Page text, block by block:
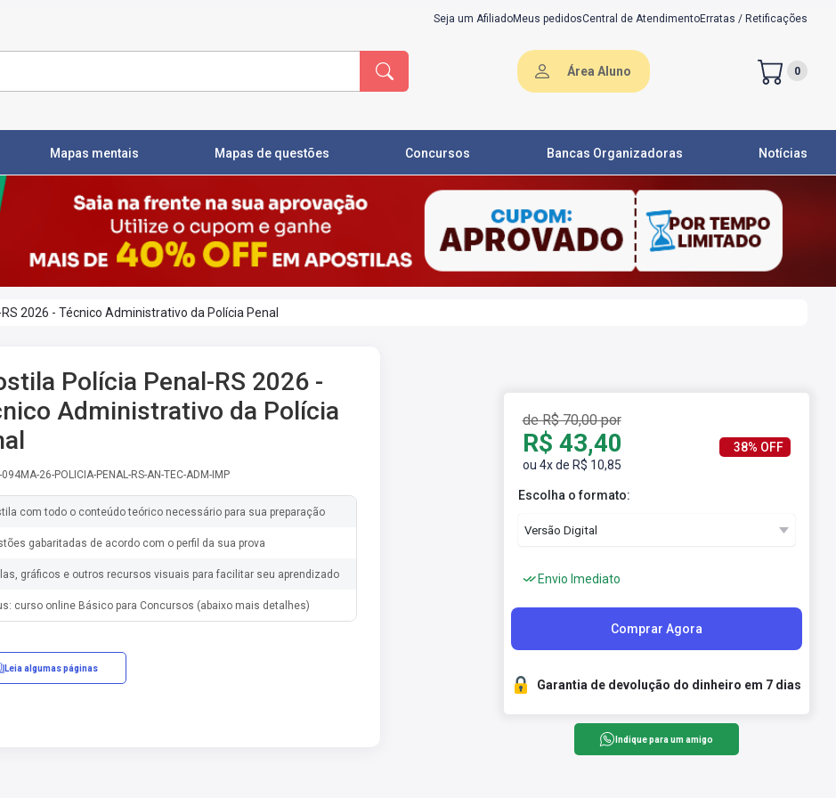
Seja um AfiliadoMeus pedidosCentral de AtendimentoErratas / Retificações
Área Aluno 0
Mapas mentais Mapas de questões Concursos Bancas Organizadoras Notícias
2026 - Técnico Administrativo da Polícia Penal
Polícia Penal-RS 2026 -
Administrativo da Polícia
26-POLICIA-PENAL-RS-AN-TEC-ADM-IMP
com todo o conteúdo teórico necessário para sua preparação
gabaritadas de acordo com o perfil da sua prova
gráficos e outros recursos visuais para facilitar seu aprendizado
curso online Básico para Concursos (abaixo mais detalhes)
Leia algumas páginas
de R$ 70,00 por
R$ 43,40
ou 4x de R$ 10,85
38% OFF
Escolha o formato:
Envio Imediato
Comprar Agora
Garantia de devolução do dinheiro em 7 dias
Indique para um amigo